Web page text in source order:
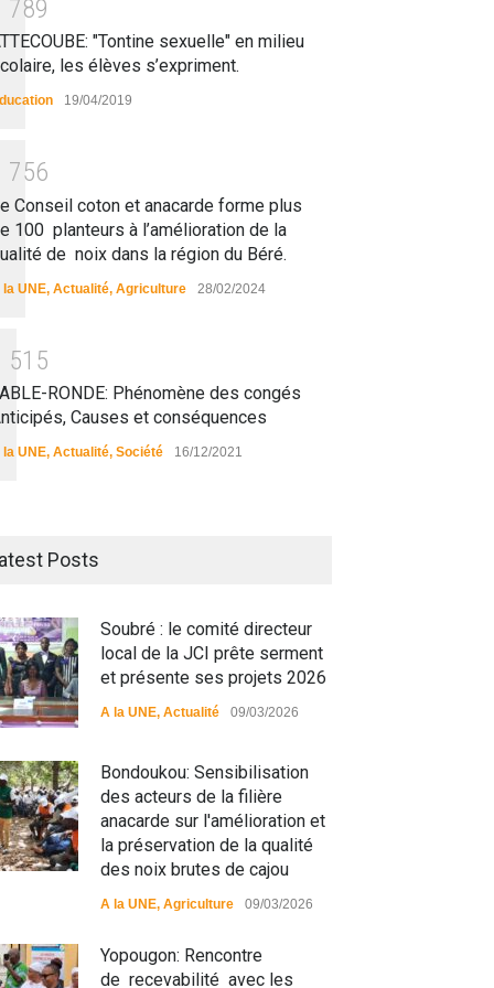
789
"Tontine sexuelle" en milieu
les élèves s’expriment.
19/04/2019
756
Conseil coton et anacarde forme plus
100 planteurs à l’amélioration de la
de noix dans la région du Béré.
la UNE, Actualité, Agriculture 28/02/2024
51 5
RONDE: Phénomène des congés
Causes et conséquences
la UNE, Actualité, Société 16/12/2021
Posts
Soubré : le comité directeur
local de la JCI prête serment
et présente ses projets 2026
A la UNE, Actualité 09/03/2026
Bondoukou: Sensibilisation
des acteurs de la filière
anacarde sur l'amélioration et
la préservation de la qualité
des noix brutes de cajou
A la UNE, Agriculture 09/03/2026
Yopougon: Rencontre
de recevabilité avec les